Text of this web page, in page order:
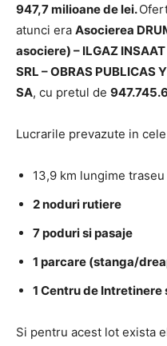
947,7 milioane de lei.
atunci era Asocierea
asociere) – ILGAZ INSAAT
SRL – OBRAS PUBLICAS
SA, cu pretul de
Lucrarile prevazute in
13,9 km lungime traseu
2 noduri rutiere
7 poduri si pasaje
1 parcare (stanga/
1 Centru de Intretinere
Si pentru acest lot exista